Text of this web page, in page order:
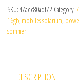
SKU: 47aec80adf72 Category:
16gb, mobiles solarium,
sommer
DESCRIPTION